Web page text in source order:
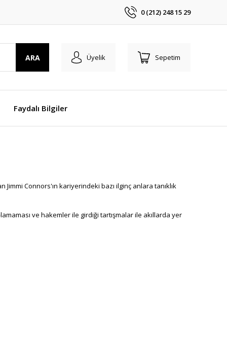
0 (212) 248 15 29
ARA Üyelik Sepetim
Faydalı Bilgiler
Connors'ın kariyerindeki bazı ilginç anlara tanıklık
ve hakemler ile girdiği tartışmalar ile akıllarda yer